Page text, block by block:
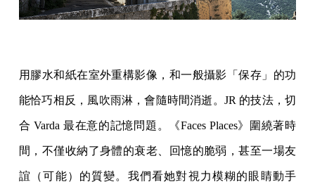
用膠水和紙在室外重構影像，和一般攝影「保存」的功
能恰巧相反，風吹雨淋，會隨時間消逝。JR 的技法，切
合 Varda 最在意的記憶問題。《Faces Places》圍繞著時
間，不僅收納了身體的衰老、回憶的脆弱，甚至一場友
誼（可能）的質變。我們看她對視力模糊的眼睛動手